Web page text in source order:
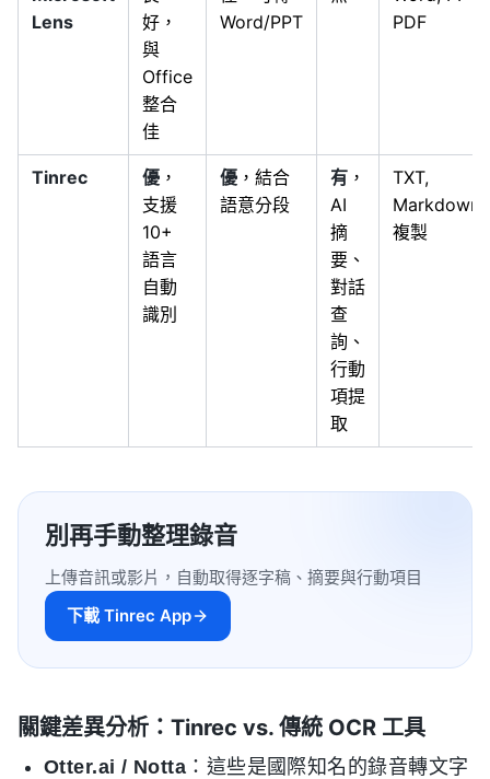
Lens
好，
與
Office
整合
佳
Word/PPT
PDF
Tinrec 優 ，
支援
10+
語言
自動
識別
優 ，結合
語意分段
有 ，
AI
摘
要、
對話
查
詢、
行動
項提
取
TXT,
Markdown,
複製
別再手動整理錄音
上傳音訊或影片，自動取得逐字稿、摘要與行動項目
下載 Tinrec App
關鍵差異分析：Tinrec vs. 傳統 OCR 工具
Otter.ai / Notta ：這些是國際知名的錄音轉文字